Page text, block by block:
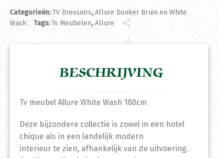
Categorieën:TV Dressoirs,Allure Donker Bruin en White
Wash
Tags:Tv Meubelen,Allure
BESCHRIJVING
Tv meubel Allure White Wash 180cm
Deze bijzondere collectie is zowel in een hotel
chique als in een landelijk modern
interieur te zien, afhankelijk van de uitvoering.